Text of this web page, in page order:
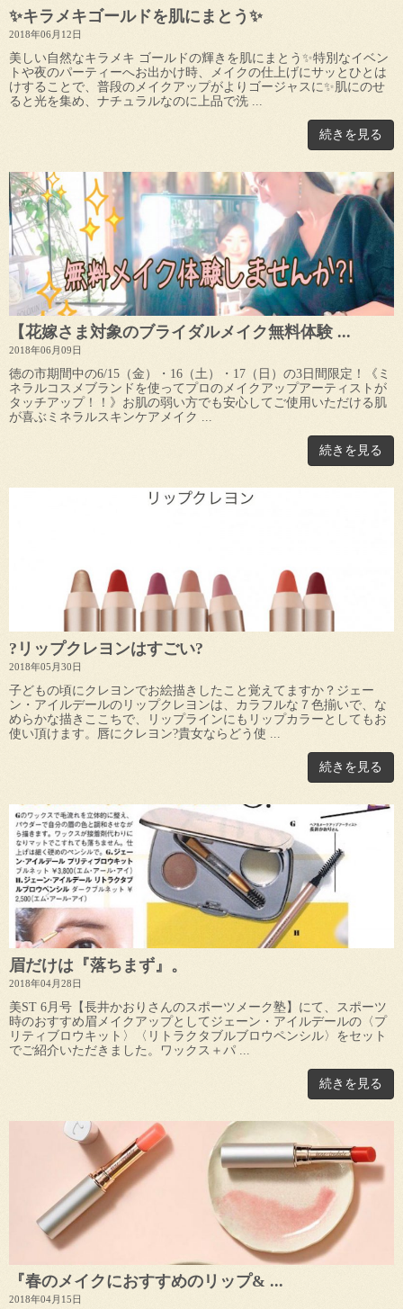
✨キラメキゴールドを肌にまとう✨
2018年06月12日
美しい自然なキラメキ ゴールドの輝きを肌にまとう✨特別なイベン
トや夜のパーティーへお出かけ時、メイクの仕上げにサッとひとは
けすることで、普段のメイクアップがよりゴージャスに✨肌にのせ
ると光を集め、ナチュラルなのに上品で洗 ...
続きを見る
【花嫁さま対象のブライダルメイク無料体験 ...
2018年06月09日
徳の市期間中の6/15（金）・16（土）・17（日）の3日間限定！《ミ
ネラルコスメブランドを使ってプロのメイクアップアーティストが
タッチアップ！！》お肌の弱い方でも安心してご使用いただける肌
が喜ぶミネラルスキンケアメイク ...
続きを見る
?リップクレヨンはすごい?
2018年05月30日
子どもの頃にクレヨンでお絵描きしたこと覚えてますか？ジェー
ン・アイルデールのリップクレヨンは、カラフルな７色揃いで、な
めらかな描きここちで、リップラインにもリップカラーとしてもお
使い頂けます。唇にクレヨン?貴女ならどう使 ...
続きを見る
眉だけは『落ちまず』。
2018年04月28日
美ST 6月号【長井かおりさんのスポーツメーク塾】にて、スポーツ
時のおすすめ眉メイクアップとしてジェーン・アイルデールの〈プ
リティブロウキット〉〈リトラクタブルブロウペンシル〉をセット
でご紹介いただきました。ワックス＋パ ...
続きを見る
『春のメイクにおすすめのリップ& ...
2018年04月15日